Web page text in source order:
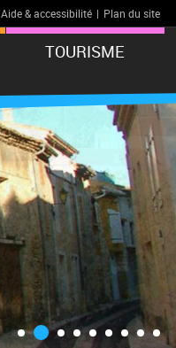
Aide & accessibilité | Plan du site
TOURISME